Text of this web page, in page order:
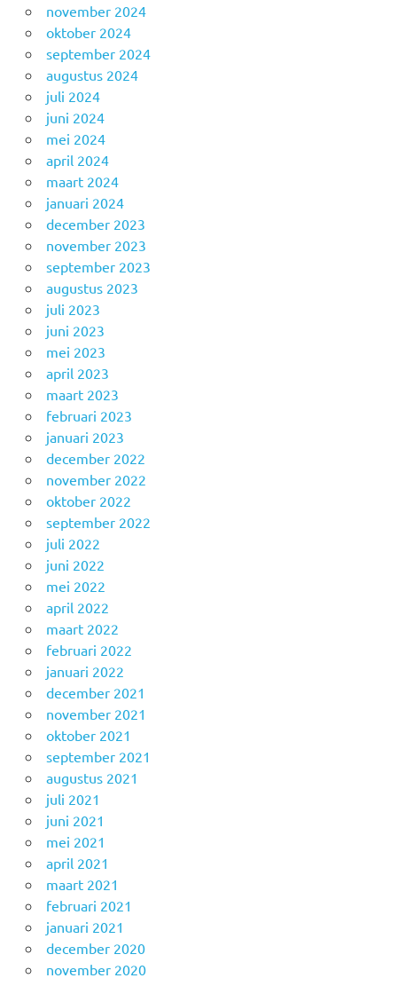
november 2024
oktober 2024
september 2024
augustus 2024
juli 2024
juni 2024
mei 2024
april 2024
maart 2024
januari 2024
december 2023
november 2023
september 2023
augustus 2023
juli 2023
juni 2023
mei 2023
april 2023
maart 2023
februari 2023
januari 2023
december 2022
november 2022
oktober 2022
september 2022
juli 2022
juni 2022
mei 2022
april 2022
maart 2022
februari 2022
januari 2022
december 2021
november 2021
oktober 2021
september 2021
augustus 2021
juli 2021
juni 2021
mei 2021
april 2021
maart 2021
februari 2021
januari 2021
december 2020
november 2020